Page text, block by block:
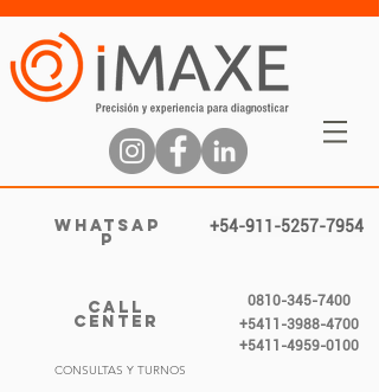
WHATSAP
P
+54-911-5257-7954
CALL
CENTER
0810-345-7400
+5411-3988-4700
+5411-4959-0100
CONSULTAS Y TURNOS